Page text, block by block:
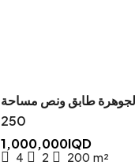
طابق ونص مساحة
250
1,000,000IQD
4 2 200 m²